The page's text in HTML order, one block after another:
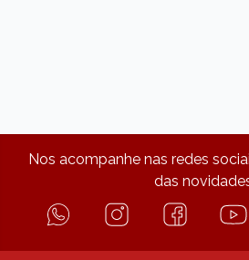
Nos acompanhe nas redes
das